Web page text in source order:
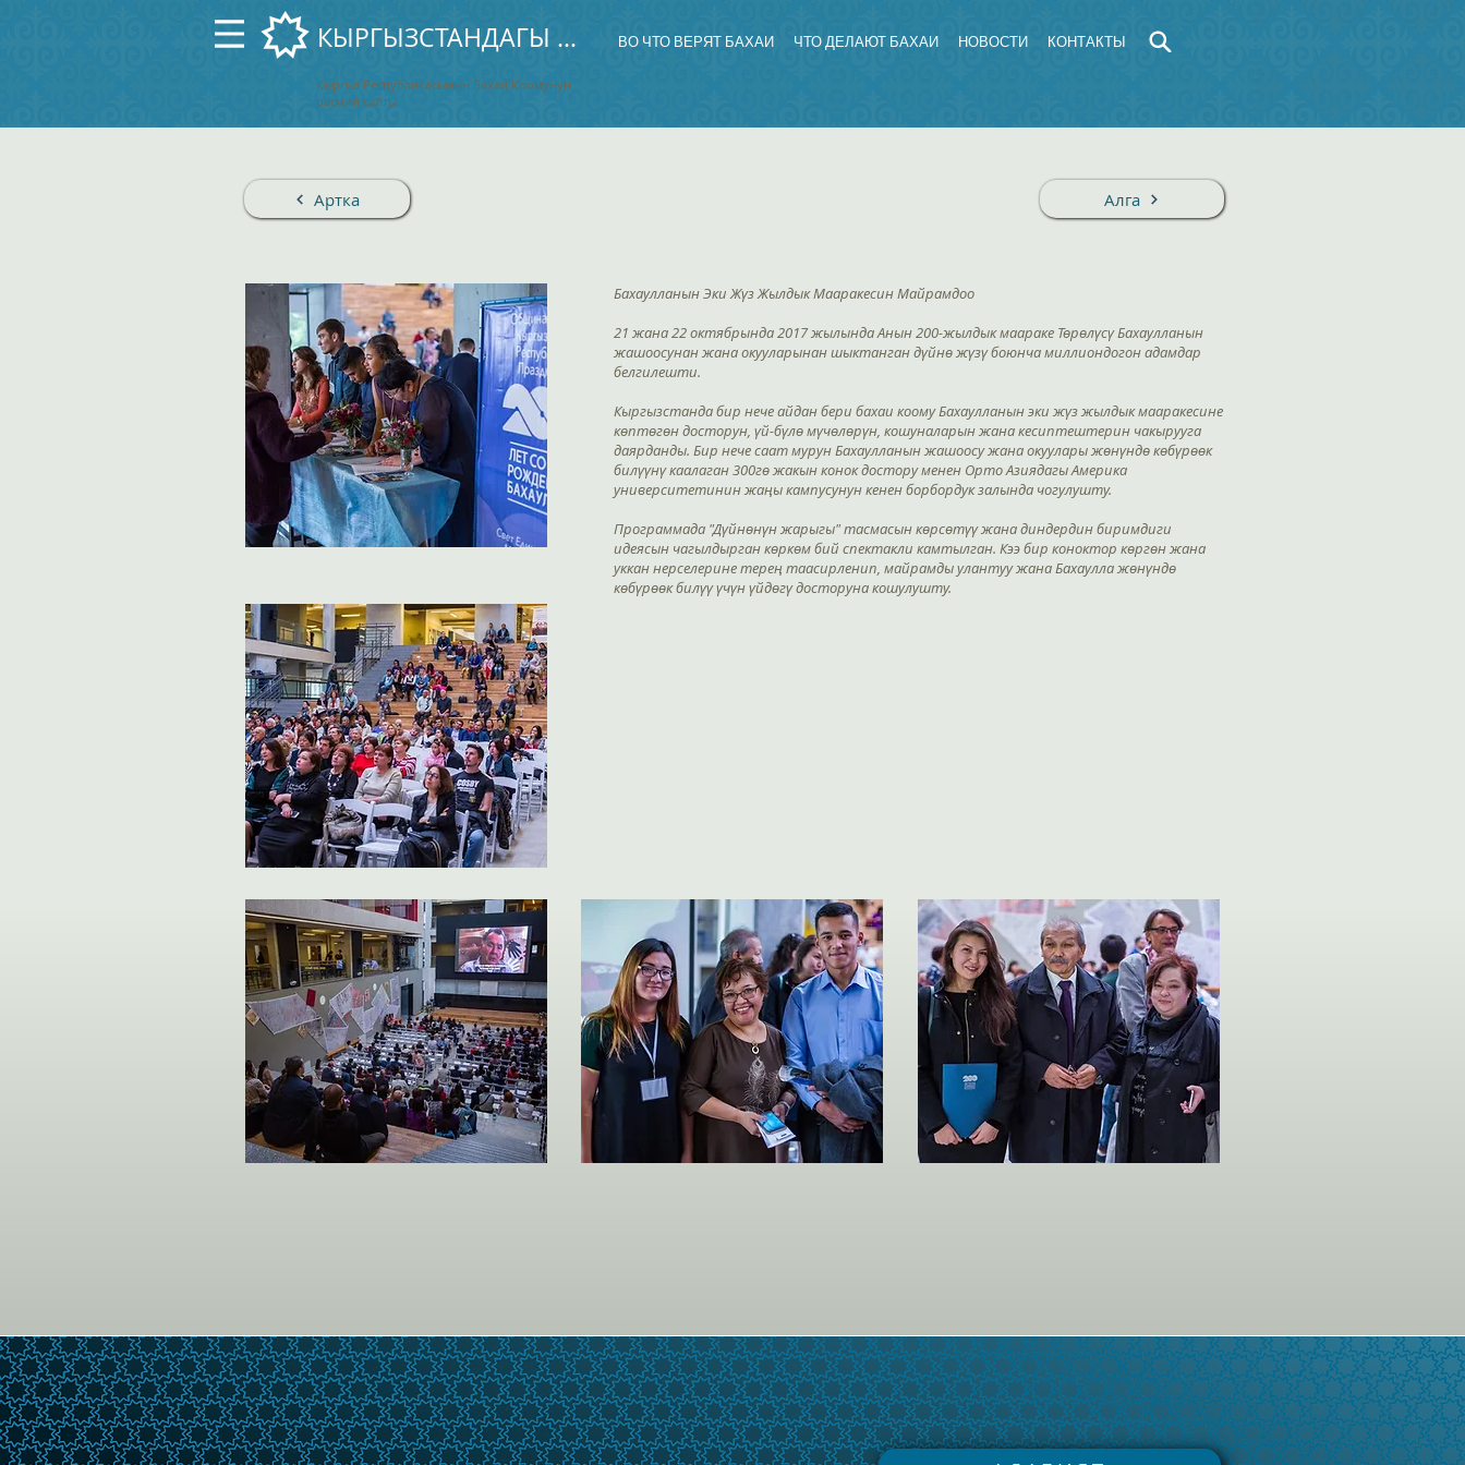
КЫРГЫЗСТАНДАГЫ БАХАИЛЕР ВО ЧТО ВЕРЯТ БАХАИ ЧТО ДЕЛАЮТ БАХАИ НОВОСТИ КОНТАКТЫ
Кыргыз Республикасынын Бахаи Коомунун
расмий сайты
Артка Алга
Бахаулланын Эки Жүз Жылдык Мааракесин Майрамдоо
21 жана 22 октябрында 2017 жылында Анын 200-жылдык маараке Төрөлүсү Бахаулланын
жашоосунан жана окууларынан шыктанган дүйнө жүзү боюнча миллиондогон адамдар
белгилешти.
Кыргызстанда бир нече айдан бери бахаи коому Бахаулланын эки жүз жылдык мааракесине
көптөгөн досторун, үй-бүлө мүчөлөрүн, кошуналарын жана кесиптештерин чакырууга
даярданды. Бир нече саат мурун Бахаулланын жашоосу жана окуулары жөнүндө көбүрөөк
билүүнү каалаган 300гө жакын конок достору менен Орто Азиядагы Америка
университетинин жаңы кампусунун кенен борбордук залында чогулушту.
Программада "Дүйнөнүн жарыгы" тасмасын көрсөтүү жана диндердин биримдиги
идеясын чагылдырган көркөм бий спектакли камтылган. Кээ бир коноктор көргөн жана
уккан нерселерине терең таасирленип, майрамды улантуу жана Бахаулла жөнүндө
көбүрөөк билүү үчүн үйдөгү досторуна кошулушту.